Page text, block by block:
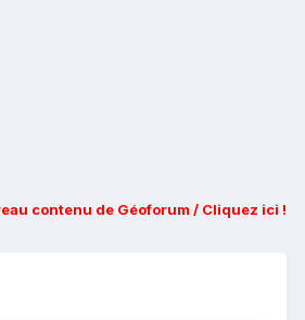
contenu de Géoforum / Cliquez ici !